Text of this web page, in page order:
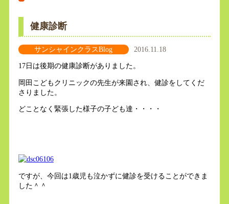
健康診断
サンシャインクラスBlog 2016.11.18
17日は後期の健康診断がありました。
岡田こどもクリニックの先生が来園され、健診をしてくだ
さりました。
どことなく緊張した様子の子ども達・・・・
ですが、今回は1歳児も泣かずに健診を受けることができま
した＾＾